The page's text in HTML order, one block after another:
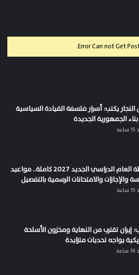
Error Can not Get
يكتب: أسرار فلسفة القيادة السياسية
الجمهورية الجديدة
خريطة العام الدراسي الجديد 2027 كاملة.. مواعيد
والإجازات والامتحانات الرسمية بالتفصيل
إيران تقترب من النهاية ومخزون الأسلحة
يواجه تحديات متزايدة